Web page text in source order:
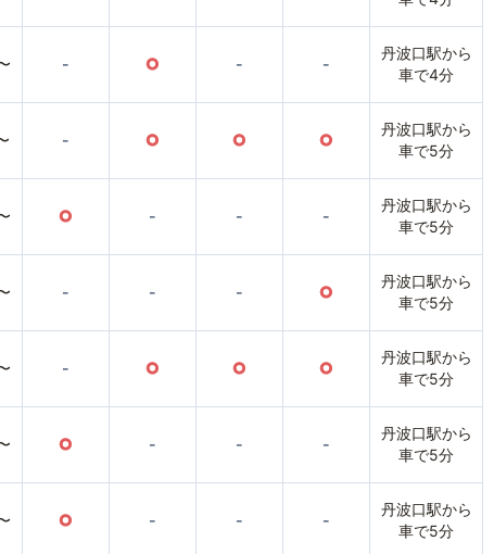
- ○ - -
丹波口駅から
車で4分
- ○ ○ ○
丹波口駅から
車で5分
○ - - -
丹波口駅から
車で5分
- - - ○
丹波口駅から
車で5分
- ○ ○ ○
丹波口駅から
車で5分
○ - - -
丹波口駅から
車で5分
○ - - -
丹波口駅から
車で5分